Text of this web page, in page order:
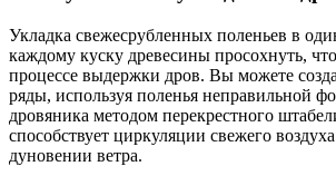
Укладка свежесрубленных поленьев в
каждому куску древесины просохнуть,
процессе выдержки дров. Вы можете
ряды, используя поленья неправильной
дровяника методом перекрестного
способствует циркуляции свежего
дуновении ветра.